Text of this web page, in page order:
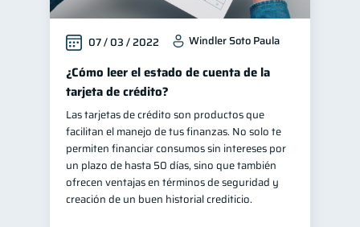
07 / 03 / 2022 Windler Soto Paula
¿Cómo leer el estado de cuenta de la
tarjeta de crédito?
Las tarjetas de crédito son productos que
facilitan el manejo de tus finanzas. No solo te
permiten financiar consumos sin intereses por
un plazo de hasta 50 días, sino que también
ofrecen ventajas en términos de seguridad y
creación de un buen historial crediticio.